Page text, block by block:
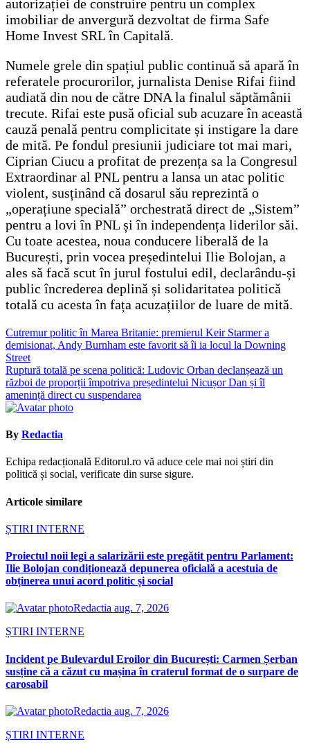
autorizației de construire pentru un complex
imobiliar de anvergură dezvoltat de firma Safe
Home Invest SRL în Capitală.
Numele grele din spațiul public continuă să apară în
referatele procurorilor, jurnalista Denise Rifai fiind
audiată din nou de către DNA la finalul săptămânii
trecute. Rifai este pusă oficial sub acuzare în această
cauză penală pentru complicitate și instigare la dare
de mită. Pe fondul presiunii judiciare tot mai mari,
Ciprian Ciucu a profitat de prezența sa la Congresul
Extraordinar al PNL pentru a lansa un atac politic
violent, susținând că dosarul său reprezintă o
„operațiune specială” orchestrată direct de „Sistem”
pentru a lovi în PNL și în independența liderilor săi.
Cu toate acestea, noua conducere liberală de la
București, prin vocea președintelui Ilie Bolojan, a
ales să facă scut în jurul fostului edil, declarându-și
public încrederea deplină și solidaritatea politică
totală cu acesta în fața acuzațiilor de luare de mită.
Navigare
în
articole
Cutremur politic în Marea Britanie: premierul Keir Starmer a
demisionat, Andy Burnham este favorit să îi ia locul la Downing
Street
Ruptură totală pe scena politică: Ludovic Orban declanșează un
război de proporții împotriva președintelui Nicușor Dan și îl
amenință direct cu suspendarea
By Redactia
Echipa redacțională Editorul.ro vă aduce cele mai noi știri din
politică și social, verificate din surse sigure.
Articole similare
ȘTIRI INTERNE
Proiectul noii legi a salarizării este pregătit pentru Parlament:
Ilie Bolojan condiționează depunerea oficială a acestuia de
obținerea unui acord politic și social
Redactia aug. 7, 2026
ȘTIRI INTERNE
Incident pe Bulevardul Eroilor din București: Carmen Șerban
susține că a căzut cu mașina în craterul format de o surpare de
carosabil
Redactia aug. 7, 2026
ȘTIRI INTERNE